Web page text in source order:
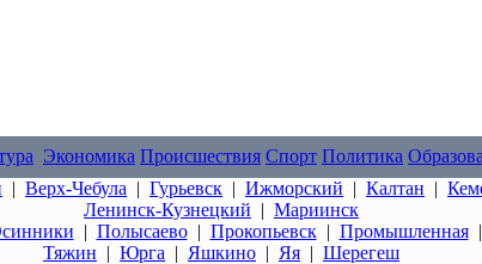
Экономика Происшествия Спорт Политика
| Верх-Чебула | Гурьевск | Ижморский | Калтан |
Ленинск-Кузнецкий | Мариинск
| Полысаево| Прокопьевск| Промышленная|
Тяжин | Юрга | Яшкино | Яя | Шерегеш